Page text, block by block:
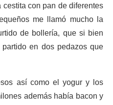
con pan de diferentes
me llamó mucho la
de bollería, que si bien
en dos pedazos que
así como el yogur y los
además había bacon y